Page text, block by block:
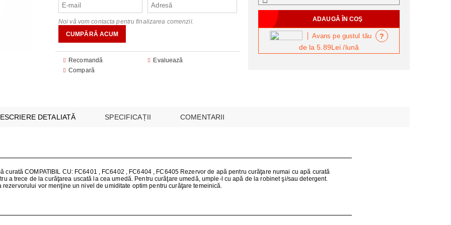
DE CĂLCAT
Noi vă vom contacta pentru finalizarea comenzii.
Recomandă
Evaluează
Compară
de la5.89Lei/lună
Avans pe gustul tău ?
DETALIATĂ SPECIFICAȚII COMENTARII
curată COMPATIBIL CU: FC6401 , FC6402 , FC6404 , FC6405 Rezervor de apă pentru curăţare numai cu apă curată
a trece de la curăţarea uscată la cea umedă. Pentru curăţare umedă, umple-l cu apă de la robinet şi/sau detergent.
vor menţine un nivel de umiditate optim pentru curăţare temeinică.